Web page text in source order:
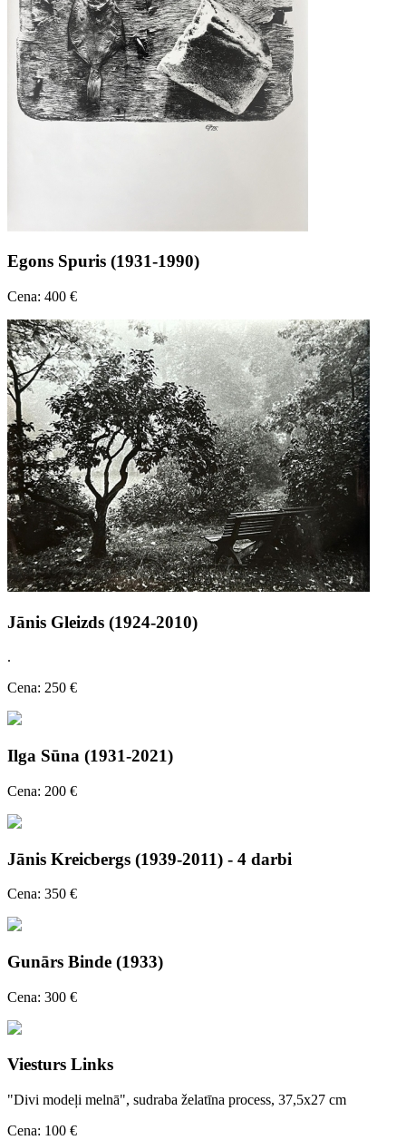
Egons Spuris (1931-1990)
Cena: 400 €
Jānis Gleizds (1924-2010)
.
Cena: 250 €
Ilga Sūna (1931-2021)
Cena: 200 €
Jānis Kreicbergs (1939-2011) - 4 darbi
Cena: 350 €
Gunārs Binde (1933)
Cena: 300 €
Viesturs Links
"Divi modeļi melnā", sudraba želatīna process, 37,5x27 cm
Cena: 100 €